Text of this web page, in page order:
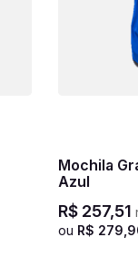
Mochila
Azul
R$ 257,51
ou R$ 279